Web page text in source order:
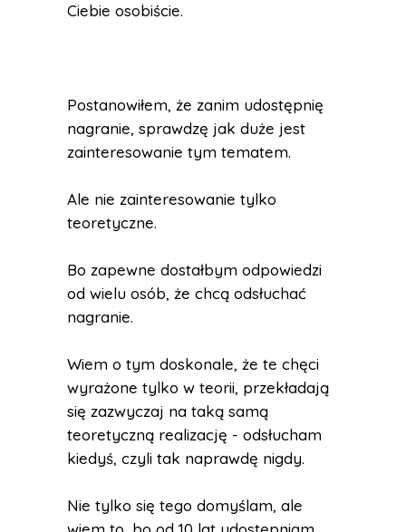
Ciebie osobiście.
Postanowiłem, że zanim udostępnię
nagranie, sprawdzę jak duże jest
zainteresowanie tym tematem.
Ale nie zainteresowanie tylko
teoretyczne.
Bo zapewne dostałbym odpowiedzi
od wielu osób, że chcą odsłuchać
nagranie.
Wiem o tym doskonale, że te chęci
wyrażone tylko w teorii, przekładają
się zazwyczaj na taką samą
teoretyczną realizację - odsłucham
kiedyś, czyli tak naprawdę nigdy.
Nie tylko się tego domyślam, ale